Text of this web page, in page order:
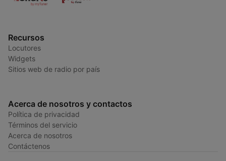
Recursos
Locutores
Widgets
Sitios web de radio por país
Acerca de nosotros y contactos
Política de privacidad
Términos del servicio
Acerca de nosotros
Contáctenos